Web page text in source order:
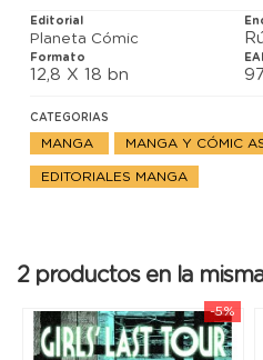
Editorial
Planeta Cómic
Formato
12,8 X 18 bn
CATEGORIAS
MANGA MANGA Y CÓMIC
EDITORIALES MANGA
2 productos en la
-5%